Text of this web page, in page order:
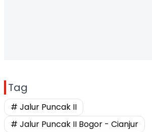
Tag
# Jalur Puncak II
# Jalur Puncak II Bogor - Cianjur